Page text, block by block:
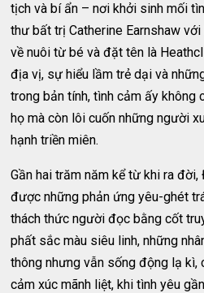
tịch và bí ẩn – nơi khởi sinh mối
thư bất trị Catherine Earnshaw
về nuôi từ bé và đặt tên là
địa vị, sự hiểu lầm trẻ dại và
trong bản tính, tình cảm ấy không
họ mà còn lôi cuốn những người
hạnh triền miên.
Gần hai trăm năm kể từ khi ra đời,
được những phản ứng yêu-ghét
thách thức người đọc bằng cốt
phất sắc màu siêu linh, những
thông nhưng vẫn sống động lạ
cảm xúc mãnh liệt, khi tình yêu